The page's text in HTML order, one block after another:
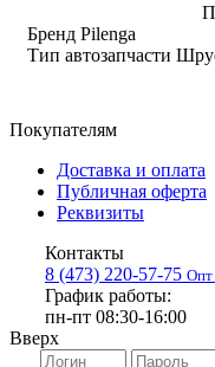
Бренд Pilenga
Тип автозапчасти
Покупателям
Доставка и оплата
Публичная оферта
Реквизиты
Контакты
8 (473) 220-57-75 Опт
График работы:
пн-пт 08:30-16:00
Вверх